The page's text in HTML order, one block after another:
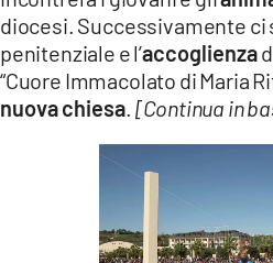
App
ANDROID
APPLE
diocesi. Successivamente ci
penitenziale e l’accoglienza
“Cuore Immacolato di Maria
nuova chiesa [Continua in